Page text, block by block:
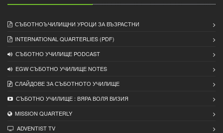
СЪБОТНОЪЧИЛИЩНИ УРОЦИ ЗА ВЪЗРАСТНИ
INTERNATIONAL QUARTERLIES (PDF)
СЪБОТНО УЧИЛИЩЕ PODCAST
EGW СЪБОТНО УЧИЛИЩЕ NOTES
СЛАЙДОВЕ ЗА СЪБОТНОТО УЧИЛИЩЕ
СЪБОТНО УЧИЛИЩЕ : ВЯРА ВОЛЯ ВИЗИЯ
MISSION QUARTERLY
ADVENTIST TV